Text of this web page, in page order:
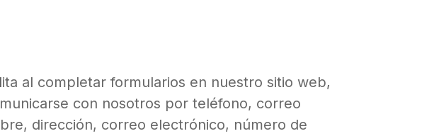
al completar formularios en nuestro sitio web,
con nosotros por teléfono, correo
dirección, correo electrónico, número de